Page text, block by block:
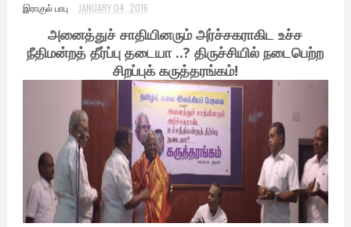
இராகுல் பாபு JANUARY 04, 2016
அனைத்துச் சாதியினரும் அர்ச்சகராகிட உச்ச
நீதிமன்றத் தீர்ப்பு தடையா ..? திருச்சியில் நடைபெற்ற
சிறப்புக் கருத்தரங்கம்!